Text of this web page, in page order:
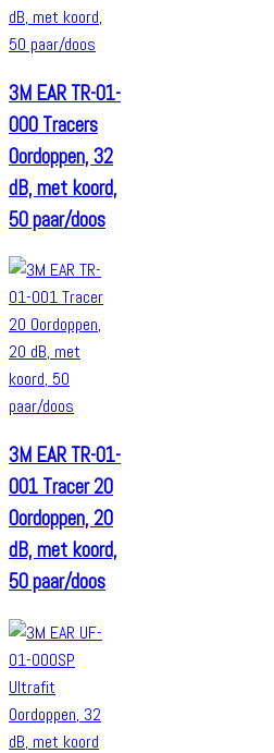
3M EAR TR-01-
000 Tracers
Oordoppen, 32
dB, met koord,
50 paar/doos
3M EAR TR-01-
001 Tracer 20
Oordoppen, 20
dB, met koord,
50 paar/doos